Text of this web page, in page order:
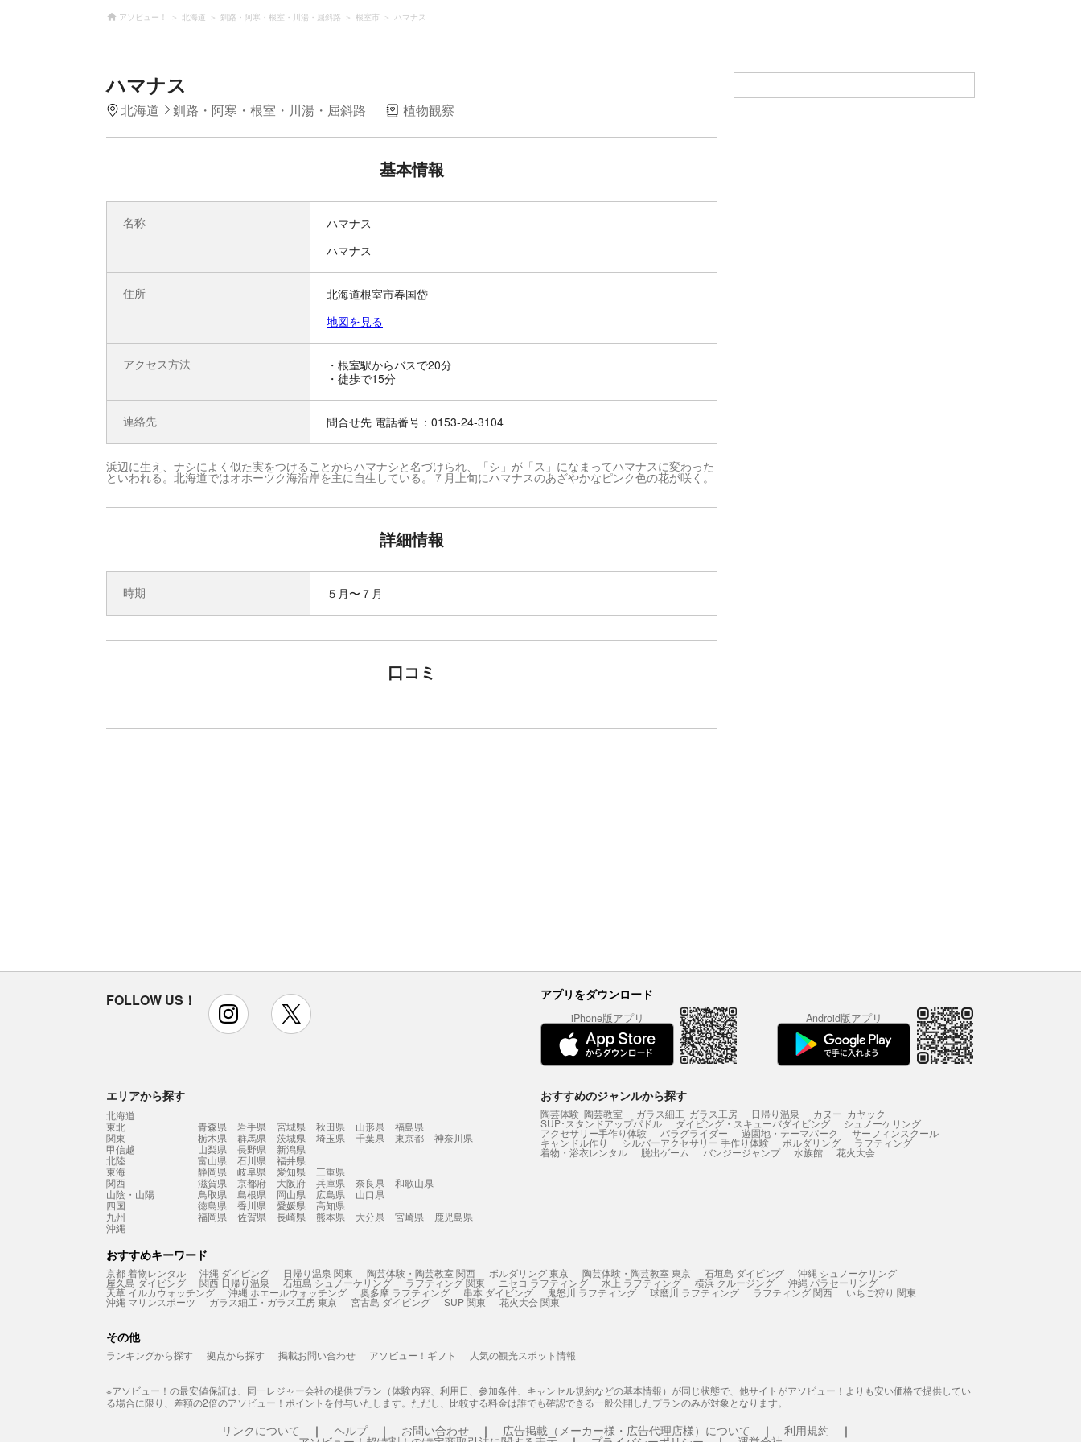
アソビュー！ 北海道 釧路・阿寒・根室・川湯・屈斜路 根室市 ハマナス
ハマナス
北海道 釧路・阿寒・根室・川湯・屈斜路 植物観察
基本情報
名称
ハマナス
ハマナス
住所
北海道根室市春国岱
地図を見る
アクセス方法
・根室駅からバスで20分
・徒歩で15分
連絡先 問合せ先 電話番号：0153-24-3104
浜辺に生え、ナシによく似た実をつけることからハマナシと名づけられ、「シ」が「ス」になまってハマナスに変わった
といわれる。北海道ではオホーツク海沿岸を主に自生している。７月上旬にハマナスのあざやかなピンク色の花が咲く。
詳細情報
時期 ５月〜７月
口コミ
FOLLOW US！ instagram アプリをダウンロード
iPhone版アプリ Android版アプリ
エリアから探す
北海道
東北
青森県 岩手県 宮城県 秋田県 山形県
福島県
関東
栃木県 群馬県 茨城県 埼玉県 千葉県 東京都
神奈川県
甲信越
山梨県 長野県
新潟県
北陸
富山県 石川県
福井県
東海
静岡県 岐阜県 愛知県
三重県
関西
滋賀県 京都府 大阪府 兵庫県 奈良県
和歌山県
山陰・山陽
鳥取県 島根県 岡山県 広島県
山口県
四国
徳島県 香川県 愛媛県
高知県
九州
福岡県 佐賀県 長崎県 熊本県 大分県 宮崎県
鹿児島県
沖縄
おすすめのジャンルから探す
陶芸体験･陶芸教室 ガラス細工･ガラス工房 日帰り温泉 カヌー･カヤック
SUP･スタンドアップパドル ダイビング・スキューバダイビング シュノーケリング
アクセサリー手作り体験 パラグライダー 遊園地・テーマパーク サーフィンスクール
キャンドル作り シルバーアクセサリー 手作り体験 ボルダリング ラフティング
着物・浴衣レンタル 脱出ゲーム バンジージャンプ 水族館 花火大会
おすすめキーワード
京都 着物レンタル 沖縄 ダイビング 日帰り温泉 関東 陶芸体験・陶芸教室 関西 ボルダリング 東京 陶芸体験・陶芸教室 東京 石垣島 ダイビング 沖縄 シュノーケリング
屋久島 ダイビング 関西 日帰り温泉 石垣島 シュノーケリング ラフティング 関東 ニセコ ラフティング 水上 ラフティング 横浜 クルージング 沖縄 パラセーリング
天草 イルカウォッチング 沖縄 ホエールウォッチング 奥多摩 ラフティング 串本 ダイビング 鬼怒川 ラフティング 球磨川 ラフティング ラフティング 関西 いちご狩り 関東
沖縄 マリンスポーツ ガラス細工・ガラス工房 東京 宮古島 ダイビング SUP 関東 花火大会 関東
その他
ランキングから探す 拠点から探す 掲載お問い合わせ アソビュー！ギフト 人気の観光スポット情報
※アソビュー！の最安値保証は、同一レジャー会社の提供プラン（体験内容、利用日、参加条件、キャンセル規約などの基本情報）が同じ状態で、他サイトがアソビュー！よりも安い価格で提供してい
る場合に限り、差額の2倍のアソビュー！ポイントを付与いたします。ただし、比較する料金は誰でも確認できる一般公開したプランのみが対象となります。
リンクについて ヘルプ お問い合わせ 広告掲載（メーカー様・広告代理店様）について 利用規約